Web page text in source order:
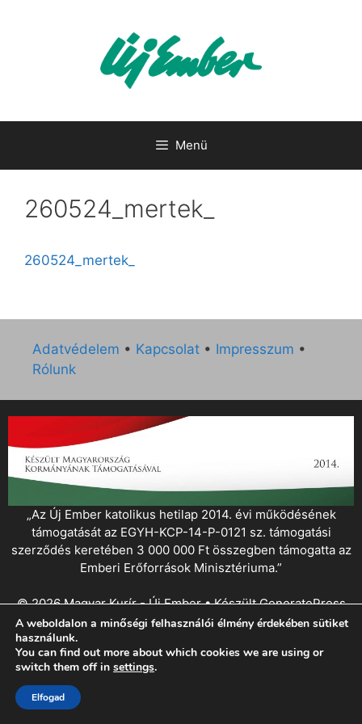
Menü
260524_mertek_
260524_mertek_
Adatvédelem • Kapcsolat • Impresszum •
Rólunk
„Az Új Ember katolikus hetilap 2014. évi működésének
támogatását az EGYH-KCP-14-P-0121 sz. támogatási
szerződés keretében 3 000 000 Ft összegben támogatta az
Emberi Erőforrások Minisztériuma.”
© 2026 Magyar Kurír - Új Ember• KészültGeneratePress
A weboldalon a minőségi felhasználói élmény érdekében sütiket
használunk.
You can find out more about which cookies we are using or
switch them off in settings.
Elfogad